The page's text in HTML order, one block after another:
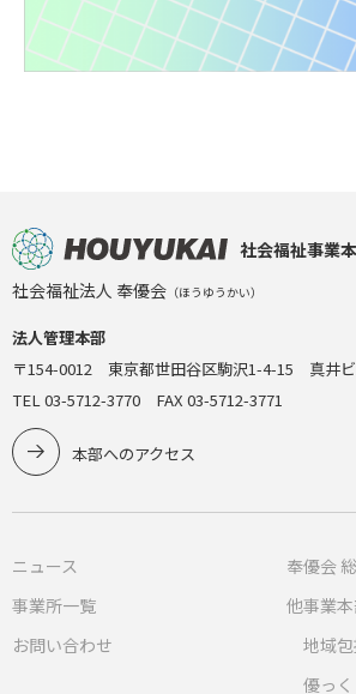
社会福祉事業
社会福祉法人 奉優会 （ほうゆうかい）
法人管理本部
〒154-0012 東京都世田谷区駒沢1-4-15 真井
TEL 03-5712-3770 FAX 03-5712-3771
本部へのアクセス
ニュース
事業所一覧
お問い合わせ
奉優会
他事業
地域
優っ